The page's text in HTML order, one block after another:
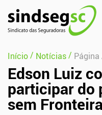
Pular Navegação (s)
Início/ Notícias/ Página
Edson Luiz
participar do
sem